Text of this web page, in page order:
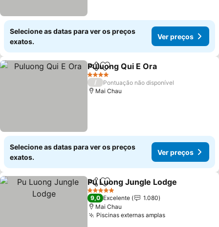
Selecione as datas para ver os preços
exatos.
Ver preços
PartilharAdicionar aos favoritos
Puluong Qui E Ora
4 Estrelas
/
Pontuação não disponível
Mai Chau
Selecione as datas para ver os preços
exatos.
Ver preços
PartilharAdicionar aos favoritos
Pu Luong Jungle Lodge
5 Estrelas
9,0 Excelente
1.080
Mai Chau
Piscinas externas amplas